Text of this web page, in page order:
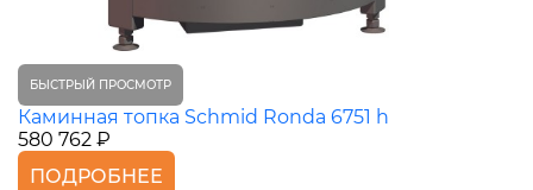
БЫСТРЫЙ ПРОСМОТР
Каминная топка Schmid Ronda 6751 h
580 762 ₽
ПОДРОБНЕЕ